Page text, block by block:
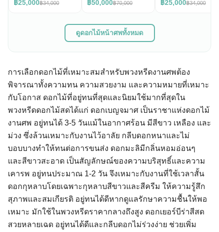
฿25,000฿34,000 ฿50,000฿70,000 ฿25,000฿34,000
ดูดอกไม้หน้าศพทั้งหมด
การเลือกดอกไม้ที่เหมาะสมสำหรับพวงหรีดงานศพต้อง
พิจารณาทั้งความทน ความสวยงาม และความหมายที่เหมาะ
กับโอกาส ดอกไม้ที่อยู่ทนที่สุดและนิยมใช้มากที่สุดใน
พวงหรีดดอกไม้สดได้แก่ ดอกเบญจมาศ เป็นราชาแห่งดอกไม้
งานศพ อยู่ทนได้ 3-5 วันแม้ในอากาศร้อน มีสีขาว เหลือง และ
ม่วง ซึ่งล้วนเหมาะกับงานไว้อาลัย กลีบดอกหนาและไม่
บอบบางทำให้ทนต่อการขนส่ง ดอกมะลิมีกลิ่นหอมอ่อนๆ
และสีขาวสะอาด เป็นสัญลักษณ์ของความบริสุทธิ์และความ
เคารพ อยู่ทนประมาณ 1-2 วัน จึงเหมาะกับงานที่ใช้เวลาสั้น
ดอกกุหลาบโดยเฉพาะกุหลาบสีขาวและสีครีม ให้ความรู้สึก
สุภาพและสมเกียรติ อยู่ทนได้ดีหากดูแลรักษาความชื้นให้พอ
เหมาะ มักใช้ในพวงหรีดราคากลางถึงสูง ดอกเยอร์บีร่าสีสด
สวยหลายเฉด อยู่ทนได้ดีและกลีบดอกไม่ร่วงง่าย ช่วยเพิ่ม